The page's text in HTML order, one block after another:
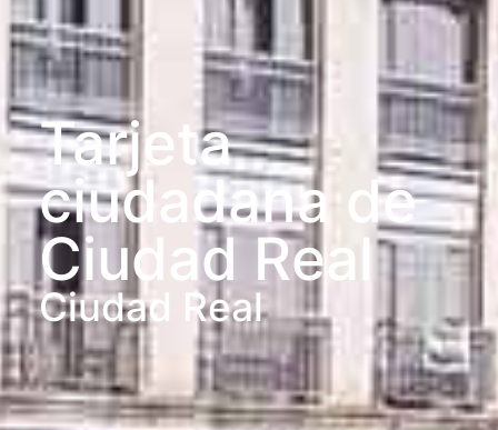
Tarjeta
ciudadana de
Ciudad Real
Ciudad Real